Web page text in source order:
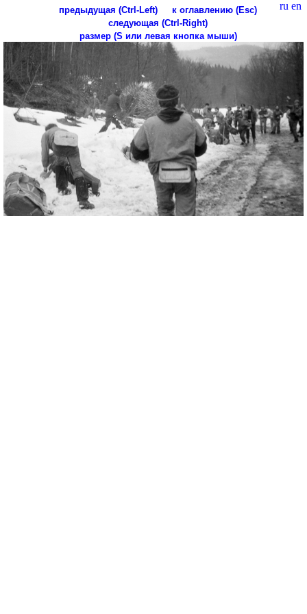
ru en
предыдущая (Ctrl-Left)
к оглавлению (Esc)
следующая (Ctrl-Right)
размер (S или левая кнопка мыши)